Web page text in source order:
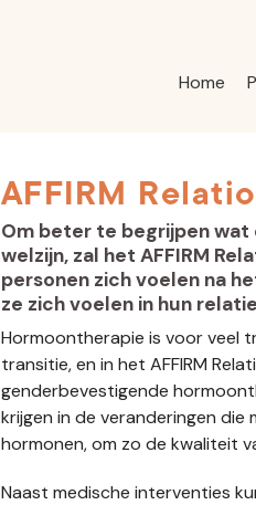
Home
AFFIRM
Om beter te begrijpen
welzijn, zal het AFFIRM
personen zich voelen na
ze zich voelen in hun
Hormoontherapie is voor veel
transitie, en in het AFFIRM
genderbevestigende
krijgen in de veranderingen
hormonen, om zo de kwaliteit
Naast medische interventies